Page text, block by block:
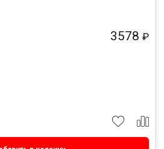
3578 ₽